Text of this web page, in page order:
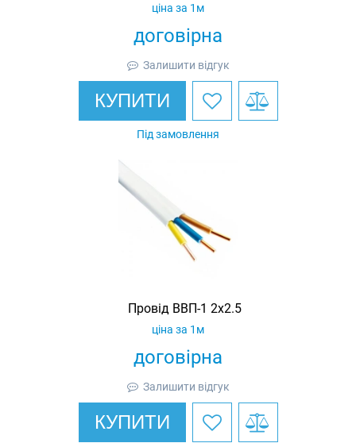
договірна
ціна за 1м
Залишити відгук
КУПИТИ
Під замовлення
Провід ВВП-1 2х2.5
договірна
ціна за 1м
Залишити відгук
КУПИТИ